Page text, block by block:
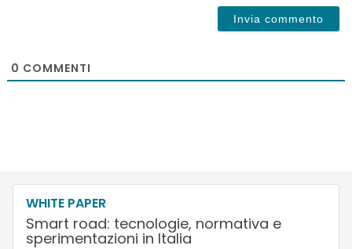
0 COMMENTI
WHITE PAPER
Smart road: tecnologie, normativa e
sperimentazioni in Italia